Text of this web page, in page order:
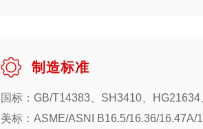
制造标准
国标：GB/T14383、SH3410、
美标：ASME/ASNI B16.5/16.36/16.47A/